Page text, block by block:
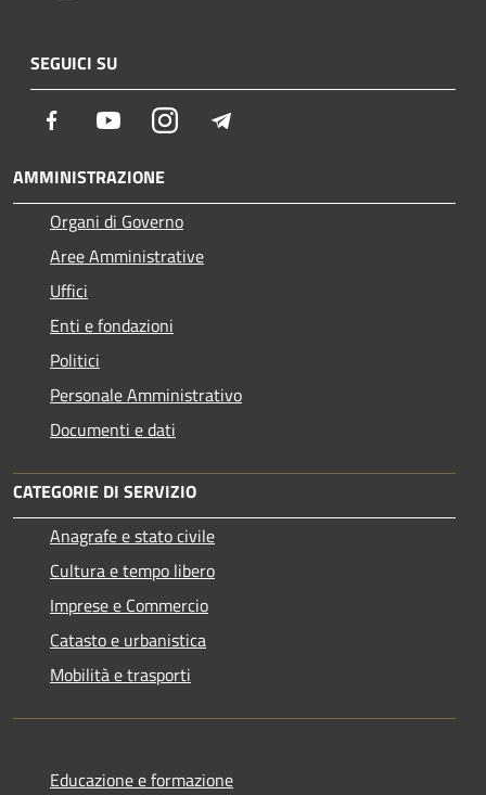
SEGUICI SU
Facebook YoutubeInstagram
AMMINISTRAZIONE
Organi di Governo
Aree Amministrative
Uffici
Enti e fondazioni
Politici
Personale Amministrativo
Documenti e dati
CATEGORIE DI SERVIZIO
Anagrafe e stato civile
Cultura e tempo libero
Imprese e Commercio
Catasto e urbanistica
Mobilità e trasporti
Educazione e formazione